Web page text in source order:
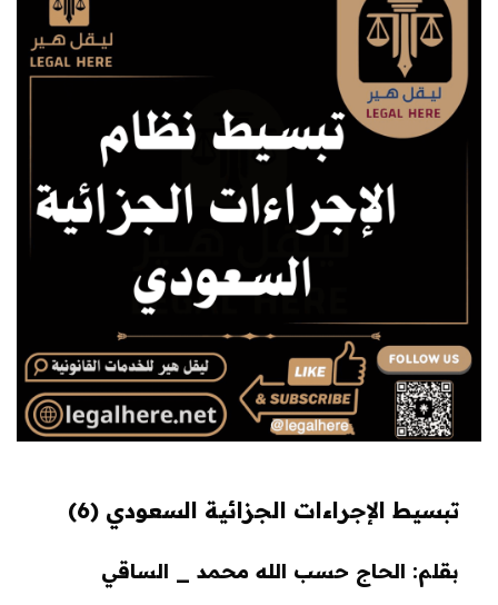
تبسيط الإجراءات الجزائية السعودي (6)
بقلم: الحاج حسب الله محمد _ الساقي